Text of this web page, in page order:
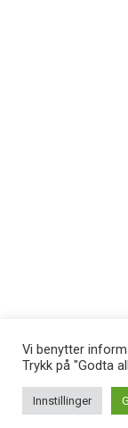
Vi benytter
Trykk på "Godta
Innstillinger